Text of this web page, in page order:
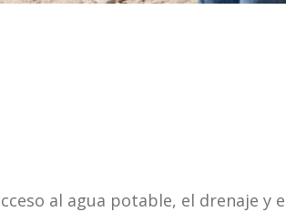
al agua potable, el drenaje y